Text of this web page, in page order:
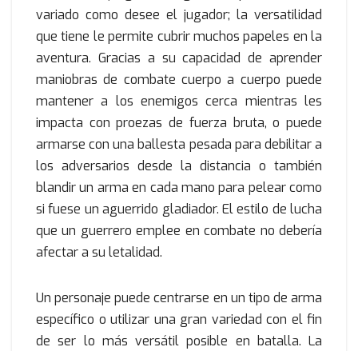
variado como desee el jugador; la versatilidad
que tiene le permite cubrir muchos papeles en la
aventura. Gracias a su capacidad de aprender
maniobras de combate cuerpo a cuerpo puede
mantener a los enemigos cerca mientras les
impacta con proezas de fuerza bruta, o puede
armarse con una ballesta pesada para debilitar a
los adversarios desde la distancia o también
blandir un arma en cada mano para pelear como
si fuese un aguerrido gladiador. El estilo de lucha
que un guerrero emplee en combate no debería
afectar a su letalidad.
Un personaje puede centrarse en un tipo de arma
específico o utilizar una gran variedad con el fin
de ser lo más versátil posible en batalla. La